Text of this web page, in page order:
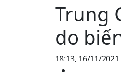
Trung
do
18:13, 16/11/2021